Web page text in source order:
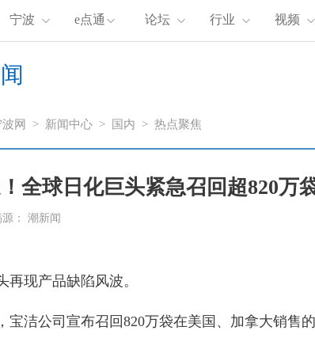
宁波 e点通 论坛 行业 视频
网 > 新闻中心 > 国内 > 热点聚焦
全球日化巨头紧急召回超820万
： 潮新闻
现产品缺陷风波。
洁公司宣布召回820万袋在美国、加拿大销售